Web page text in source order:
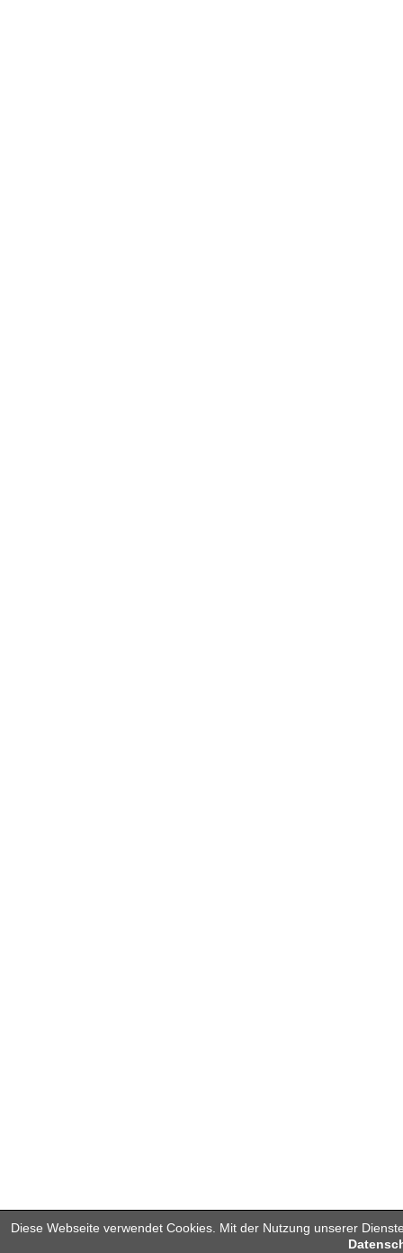
Diese Webseite verwendet Cookies. Mit der Nutzung unserer